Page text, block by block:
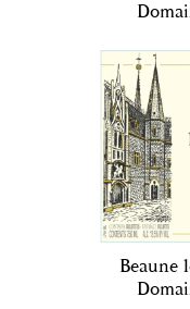
Beaune